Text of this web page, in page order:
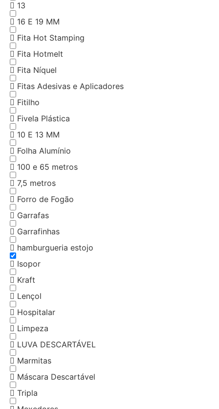
13
16 E 19 MM
Fita Hot Stamping
Fita Hotmelt
Fita Níquel
Fitas Adesivas e Aplicadores
Fitilho
Fivela Plástica
10 E 13 MM
Folha Alumínio
100 e 65 metros
7,5 metros
Forro de Fogão
Garrafas
Garrafinhas
hamburgueria estojo
Isopor
Kraft
Lençol
Hospitalar
Limpeza
LUVA DESCARTÁVEL
Marmitas
Máscara Descartável
Tripla